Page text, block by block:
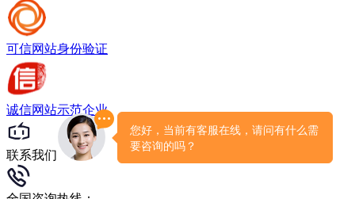
可信网站身份验证
诚信网站示范企业
联系我们